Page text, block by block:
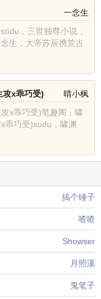
一念生
，三世独尊小说，
生，大帝苏辰携荒古
晴小枫
攻x乖巧受)
x乖巧受)笔趣阁，啸
乖巧受)sodu，啸渊
搞个锤子
喳喳
Showser
月照溪
鬼笔子